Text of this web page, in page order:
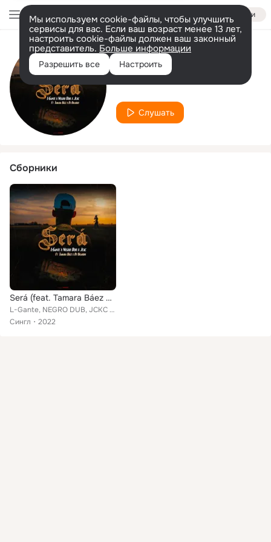
Войти
Мы используем cookie-файлы, чтобы улучшить
сервисы для вас. Если ваш возраст менее 13 лет,
настроить cookie-файлы должен ваш законный
представитель. Больше информации
Разрешить все Настроить
Исполнитель
Tamara Báez
Слушать
Сборники
Será (feat. Tamara Báez & DT.Bilardo)
L-Gante, NEGRO DUB, JCKC feat. Tamara Báez, DT.Bilardo
Сингл
2022